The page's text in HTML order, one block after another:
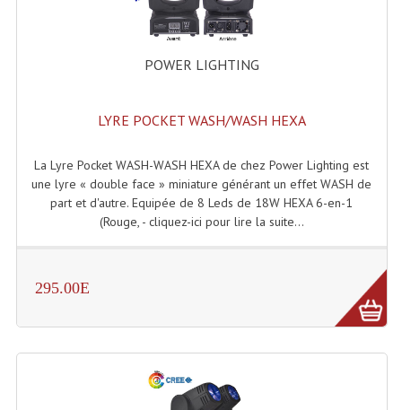
Amplificateurs (L 100v)
Enceintes Encastrables Ligne 100V 4-8 Ohm
Lecteurs Mp3 Et CDs Sources
Microphone PA & Micro Pupitre
Système D'audio Guide
Système De Conférence
POWER LIGHTING
LYRE POCKET WASH/WASH HEXA
La Lyre Pocket WASH-WASH HEXA de chez Power Lighting est
une lyre « double face » miniature générant un effet WASH de
part et d'autre. Equipée de 8 Leds de 18W HEXA 6-en-1
(Rouge, - cliquez-ici pour lire la suite...
295.00E